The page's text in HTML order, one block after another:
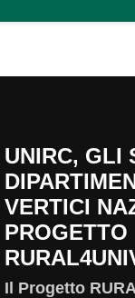
UNIRC, GLI
VERTICI
PROGETTO
Il Progetto